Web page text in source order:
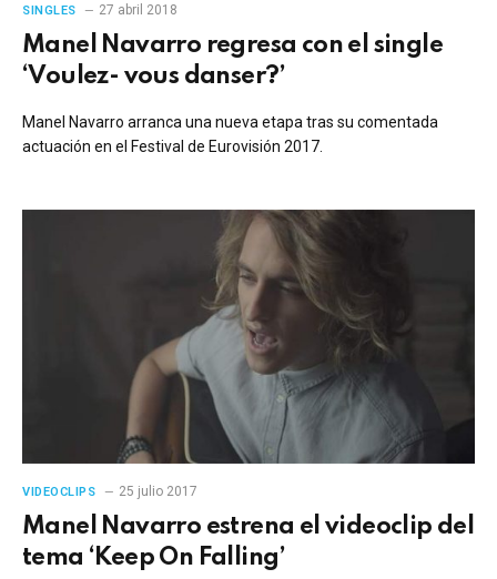
SINGLES 27 abril 2018
Manel Navarro regresa con el single
‘Voulez- vous danser?’
Manel Navarro arranca una nueva etapa tras su comentada
actuación en el Festival de Eurovisión 2017.
VIDEOCLIPS 25 julio 2017
Manel Navarro estrena el videoclip del
tema ‘Keep On Falling’